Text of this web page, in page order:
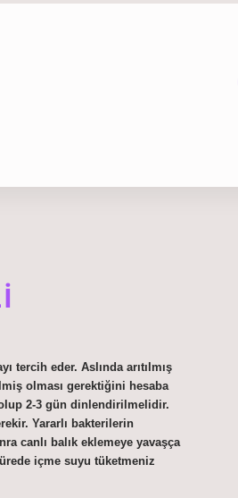
eder. Aslında arıtılmış
olması gerektiğini hesaba
2-3 gün dinlendirilmelidir.
Yararlı bakterilerin
canlı balık eklemeye yavaşça
içme suyu tüketmeniz